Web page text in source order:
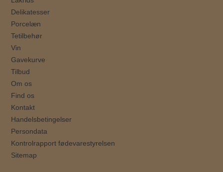
Delikatesser
Porcelæn
Tetilbehør
Vin
Gavekurve
Tilbud
Om os
Find os
Kontakt
Handelsbetingelser
Persondata
Kontrolrapport fødevarestyrelsen
Sitemap